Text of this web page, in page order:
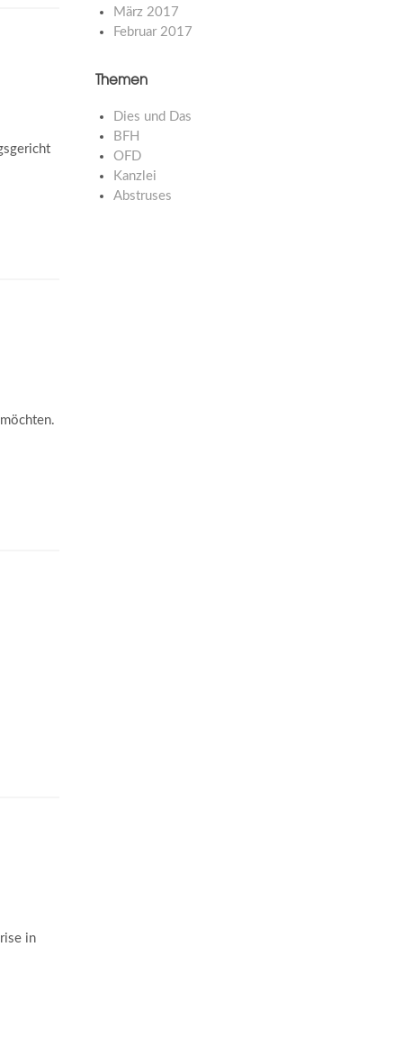
in
März 2017
Februar 2017
Themen
Dies und Das
BFH
OFD
Kanzlei
Abstruses